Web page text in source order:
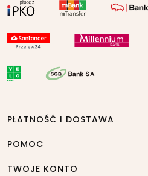
PŁATNOŚĆ I DOSTAWA
POMOC
TWOJE KONTO